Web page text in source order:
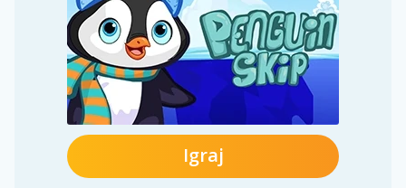
Igraj